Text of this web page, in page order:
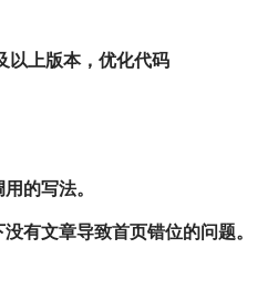
以上版本，优化代码
的写法。
有文章导致首页错位的问题。